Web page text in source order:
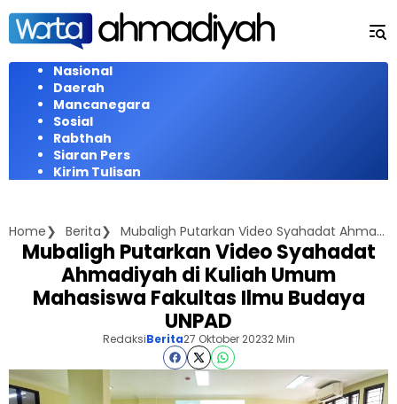
Langsung
konten
Nasional
Daerah
Mancanegara
Sosial
Rabthah
Siaran Pers
Kirim Tulisan
Home Berita Mubaligh Putarkan Video Syahadat Ahmadiyah di Kuliah Umum Mahasiswa Fakultas Ilmu Budaya UNPAD
Mubaligh Putarkan Video Syahadat
Ahmadiyah di Kuliah Umum
Mahasiswa Fakultas Ilmu Budaya
UNPAD
RedaksiBerita27 Oktober 20232 Min